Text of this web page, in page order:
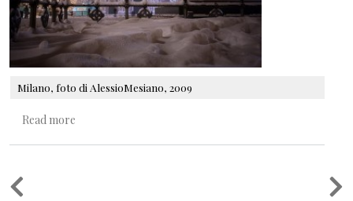
Milano, foto di AlessioMesiano, 2009
Read more
Pagination